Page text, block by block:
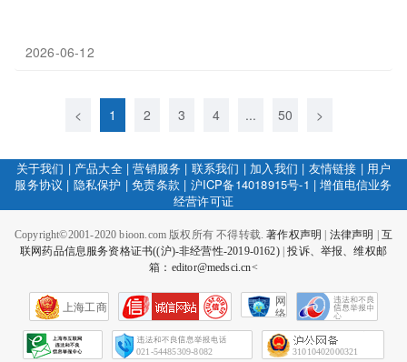
2026-06-12
< 1 2 3 4 ... 50 >
关于我们 | 产品大全|营销服务 | 联系我们 | 加入我们 | 友情链接 | 用户
服务协议 | 隐私保护 |免责条款 | 沪ICP备14018915号-1 |增值电信业务
经营许可证
Copyright©2001-2020 bioon.com 版权所有 不得转载.著作权声明 法律声明
互
联网药品信息服务资格证书((沪)-非经营性-2019-0162)|投诉、举报、维权邮
箱：editor@medsci.cn<
上海工商
网
络
会
征
021-54485309-8082 31010402000321